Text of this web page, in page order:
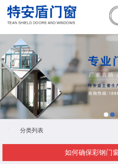
分类列表
如何确保彩钢门